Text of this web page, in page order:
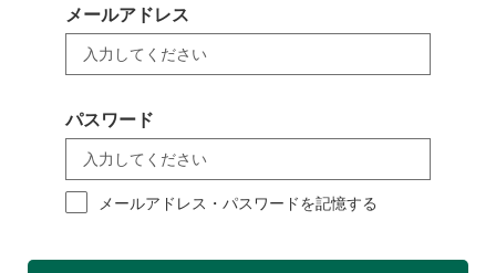
メールアドレス
パスワード
メールアドレス・パスワードを記憶する